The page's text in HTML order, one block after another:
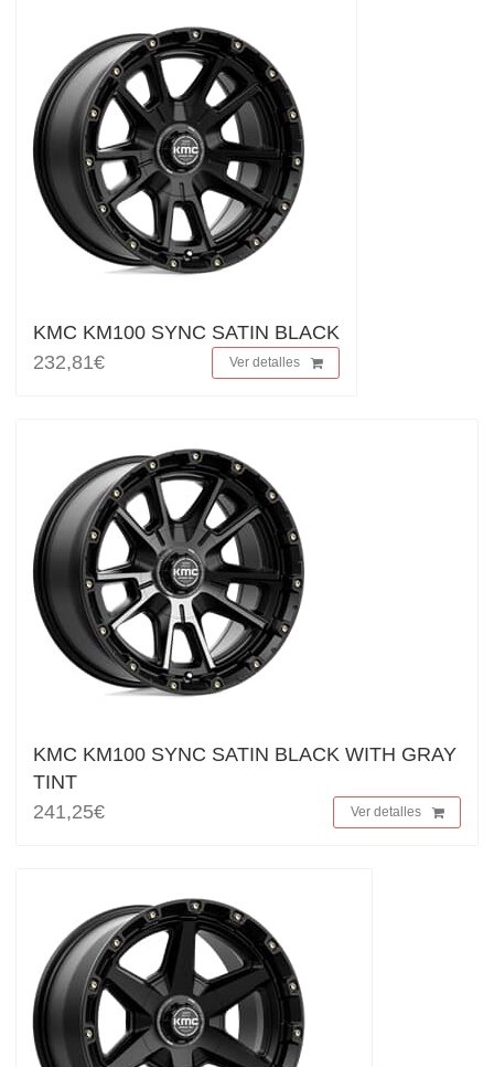
KMC KM100 SYNC SATIN BLACK
232,81€
Ver detalles
KMC KM100 SYNC SATIN BLACK WITH GRAY
TINT
241,25€
Ver detalles